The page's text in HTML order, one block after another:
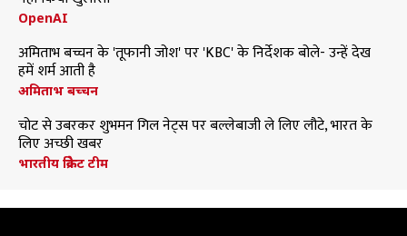
OpenAI
अमिताभ बच्चन के 'तूफानी जोश' पर 'KBC' के निर्देशक बोले- उन्हें देख
हमें शर्म आती है
अमिताभ बच्चन
चोट से उबरकर शुभमन गिल नेट्स पर बल्लेबाजी ले लिए लौटे, भारत के
लिए अच्छी खबर
भारतीय क्रिकेट टीम